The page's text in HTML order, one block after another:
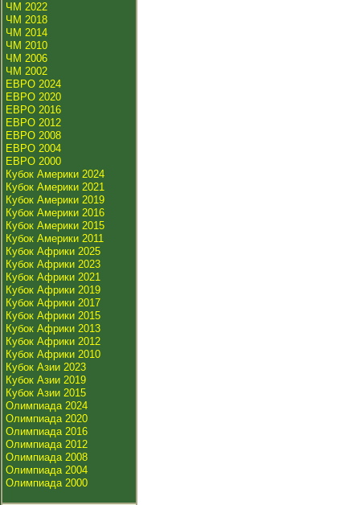
ЧМ 2022
ЧМ 2018
ЧМ 2014
ЧМ 2010
ЧМ 2006
ЧМ 2002
ЕВРО 2024
ЕВРО 2020
ЕВРО 2016
ЕВРО 2012
ЕВРО 2008
ЕВРО 2004
ЕВРО 2000
Кубок Америки 2024
Кубок Америки 2021
Кубок Америки 2019
Кубок Америки 2016
Кубок Америки 2015
Кубок Америки 2011
Кубок Африки 2025
Кубок Африки 2023
Кубок Африки 2021
Кубок Африки 2019
Кубок Африки 2017
Кубок Африки 2015
Кубок Африки 2013
Кубок Африки 2012
Кубок Африки 2010
Кубок Азии 2023
Кубок Азии 2019
Кубок Азии 2015
Олимпиада 2024
Олимпиада 2020
Олимпиада 2016
Олимпиада 2012
Олимпиада 2008
Олимпиада 2004
Олимпиада 2000